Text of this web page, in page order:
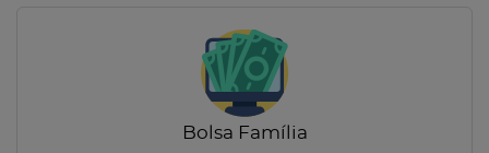
Bolsa Família